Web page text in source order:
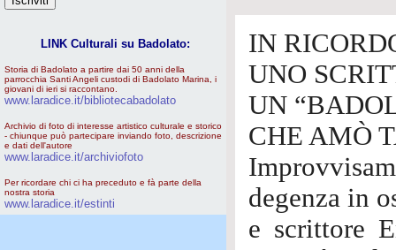
LINK Culturali su Badolato:
Storia di Badolato a partire dai 50 anni della
parrocchia Santi Angeli custodi di Badolato Marina, i
giovani di ieri si raccontano.
www.laradice.it/bibliotecabadolato
Archivio di foto di interesse artistico culturale e storico
- chiunque può partecipare inviando foto, descrizione
e dati dell'autore
www.laradice.it/archiviofoto
Per ricordare chi ci ha preceduto e fà parte della
nostra storia
www.laradice.it/estinti
IN
UNO
UN
CHE AMÒ
degenza in
e scrittore